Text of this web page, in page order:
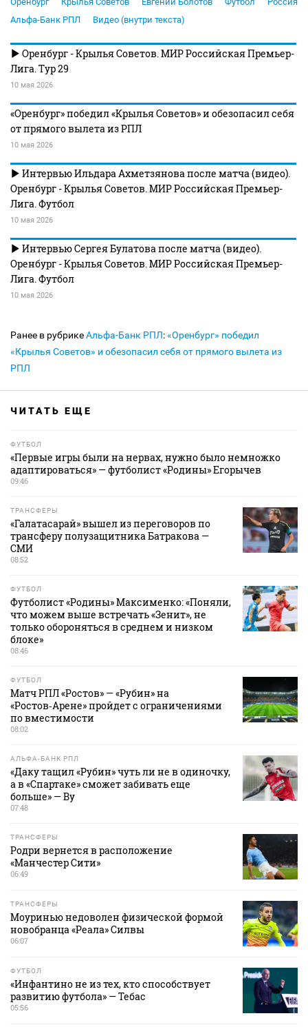
Альфа-Банк РПЛ
Видео (внутри текста)
Оренбург - Крылья Советов. МИР Российская Премьер-
Лига. Тур 29
10 мая 2026
«Оренбург» победил «Крылья Советов» и обезопасил себя
от прямого вылета из РПЛ
10 мая 2026
Интервью Ильдара Ахметзянова после матча (видео).
Оренбург - Крылья Советов. МИР Российская Премьер-
Лига. Футбол
10 мая 2026
Интервью Сергея Булатова после матча (видео).
Оренбург - Крылья Советов. МИР Российская Премьер-
Лига. Футбол
10 мая 2026
Ранее в рубрикеАльфа-Банк РПЛ:«Оренбург» победил
«Крылья Советов» и обезопасил себя от прямого вылета из
РПЛ
ЧИТАТЬ ЕЩЕ
ФУТБОЛ
«Первые игры были на нервах, нужно было немножко
адаптироваться» — футболист «Родины» Егорычев
09:46
ТРАНСФЕРЫ
«Галатасарай» вышел из переговоров по
трансферу полузащитника Батракова —
СМИ
08:52
ФУТБОЛ
Футболист «Родины» Максименко: «Поняли,
что можем выше встречать «Зенит», не
только обороняться в среднем и низком
блоке»
08:46
ФУТБОЛ
Матч РПЛ «Ростов» — «Рубин» на
«Ростов‑Арене» пройдет с ограничениями
по вместимости
08:02
АЛЬФА-БАНК РПЛ
«Даку тащил «Рубин» чуть ли не в одиночку,
а в «Спартаке» сможет забивать еще
больше» — Ву
07:48
ТРАНСФЕРЫ
Родри вернется в расположение
«Манчестер Сити»
06:49
ТРАНСФЕРЫ
Моуринью недоволен физической формой
новобранца «Реала» Силвы
06:07
ФУТБОЛ
«Инфантино не из тех, кто способствует
развитию футбола» — Тебас
05:56